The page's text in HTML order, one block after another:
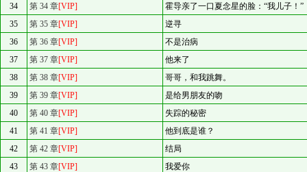
34 第 34 章[VIP]
霍导亲了一口夏念星的脸：“我儿子！”
35
第 35 章[VIP]
逆寻
36
第 36 章[VIP]
不是治病
37
第 37 章[VIP]
他来了
38
第 38 章[VIP]
哥哥，和我跳舞。
39
第 39 章[VIP]
是给男朋友的吻
40
第 40 章[VIP]
失踪的秘密
41
第 41 章[VIP]
他到底是谁？
42
第 42 章[VIP]
结局
43
第 43 章[VIP]
我爱你